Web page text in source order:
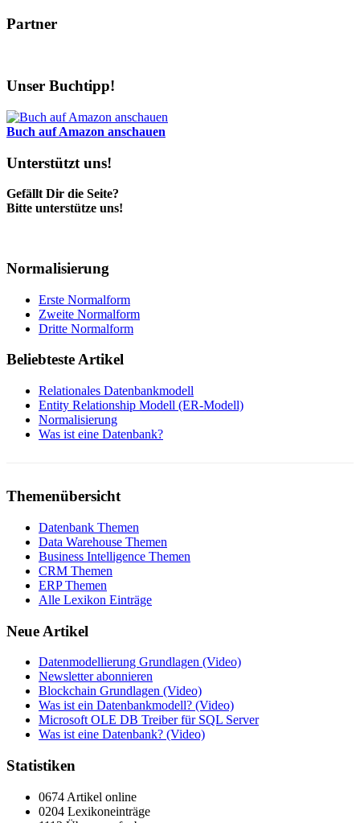
Partner
Unser Buchtipp!
Buch auf Amazon anschauen
Unterstützt uns!
Gefällt Dir die Seite?
Bitte unterstütze uns!
Normalisierung
Erste Normalform
Zweite Normalform
Dritte Normalform
Beliebteste Artikel
Relationales Datenbankmodell
Entity Relationship Modell (ER-Modell)
Normalisierung
Was ist eine Datenbank?
Themenübersicht
Datenbank Themen
Data Warehouse Themen
Business Intelligence Themen
CRM Themen
ERP Themen
Alle Lexikon Einträge
Neue Artikel
Datenmodellierung Grundlagen (Video)
Newsletter abonnieren
Blockchain Grundlagen (Video)
Was ist ein Datenbankmodell? (Video)
Microsoft OLE DB Treiber für SQL Server
Was ist eine Datenbank? (Video)
Statistiken
0674 Artikel online
0204 Lexikoneinträge